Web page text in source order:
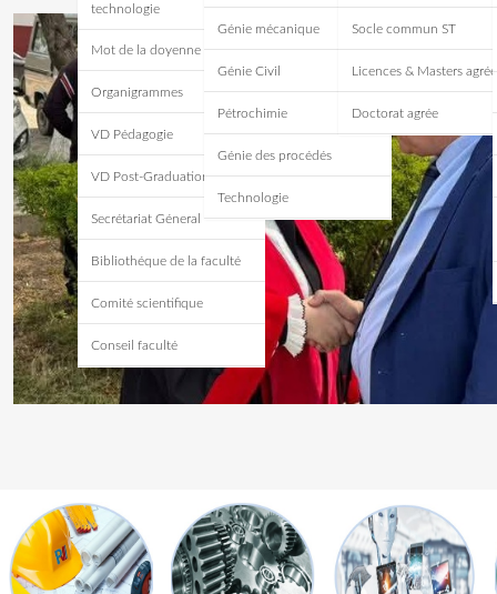
technologie
Mot de la doyenne
Organigrammes
VD Pédagogie
VD Post-Graduation
Secrétariat Géneral
Bibliothéque de la faculté
Comité scientifique
Conseil faculté
Génie mécanique
Génie Civil
Pétrochimie
Génie des procédés
Technologie
Socle commun ST
Licences & Masters
Doctorat agrée